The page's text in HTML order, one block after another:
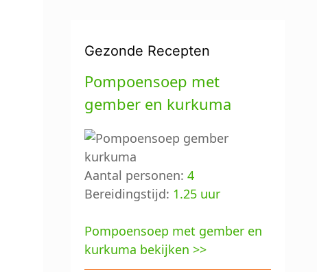
Gezonde Recepten
Pompoensoep met
gember en kurkuma
Aantal personen: 4
Bereidingstijd: 1.25 uur
Pompoensoep met gember en
kurkuma bekijken >>